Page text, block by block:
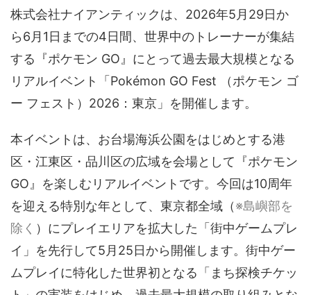
仮想通貨/NFT 季節 映画 東京 東雲めぐ
海外 演劇・舞台 特集企画 生成AI
株式会社ナイアンティックは、2026年5月29日か
ら6月1日までの4日間、世界中のトレーナーが集結
する『ポケモン GO』にとって過去最大規模となる
リアルイベント「Pokémon GO Fest （ポケモン ゴ
ー フェスト）2026：東京」を開催します。
本イベントは、お台場海浜公園をはじめとする港
区・江東区・品川区の広域を会場として『ポケモン
GO』を楽しむリアルイベントです。今回は10周年
を迎える特別な年として、東京都全域（※島嶼部を
除く ）にプレイエリアを拡大した「街中ゲームプレ
イ」を先行して5月25日から開催します。街中ゲー
ムプレイに特化した世界初となる「まち探検チケッ